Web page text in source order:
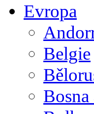
Evropa
Belgie